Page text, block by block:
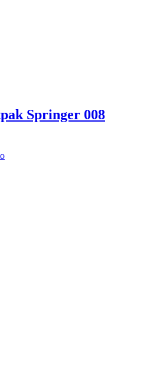
Springer 008